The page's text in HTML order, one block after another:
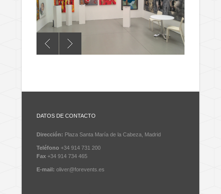
DATOS DE CONTACTO
Dirección: Plaza Santa María de la Cabeza, Madrid
Teléfono +34 914 731 200
Fax +34 914 734 465
E-mail: oliver@forevents.es